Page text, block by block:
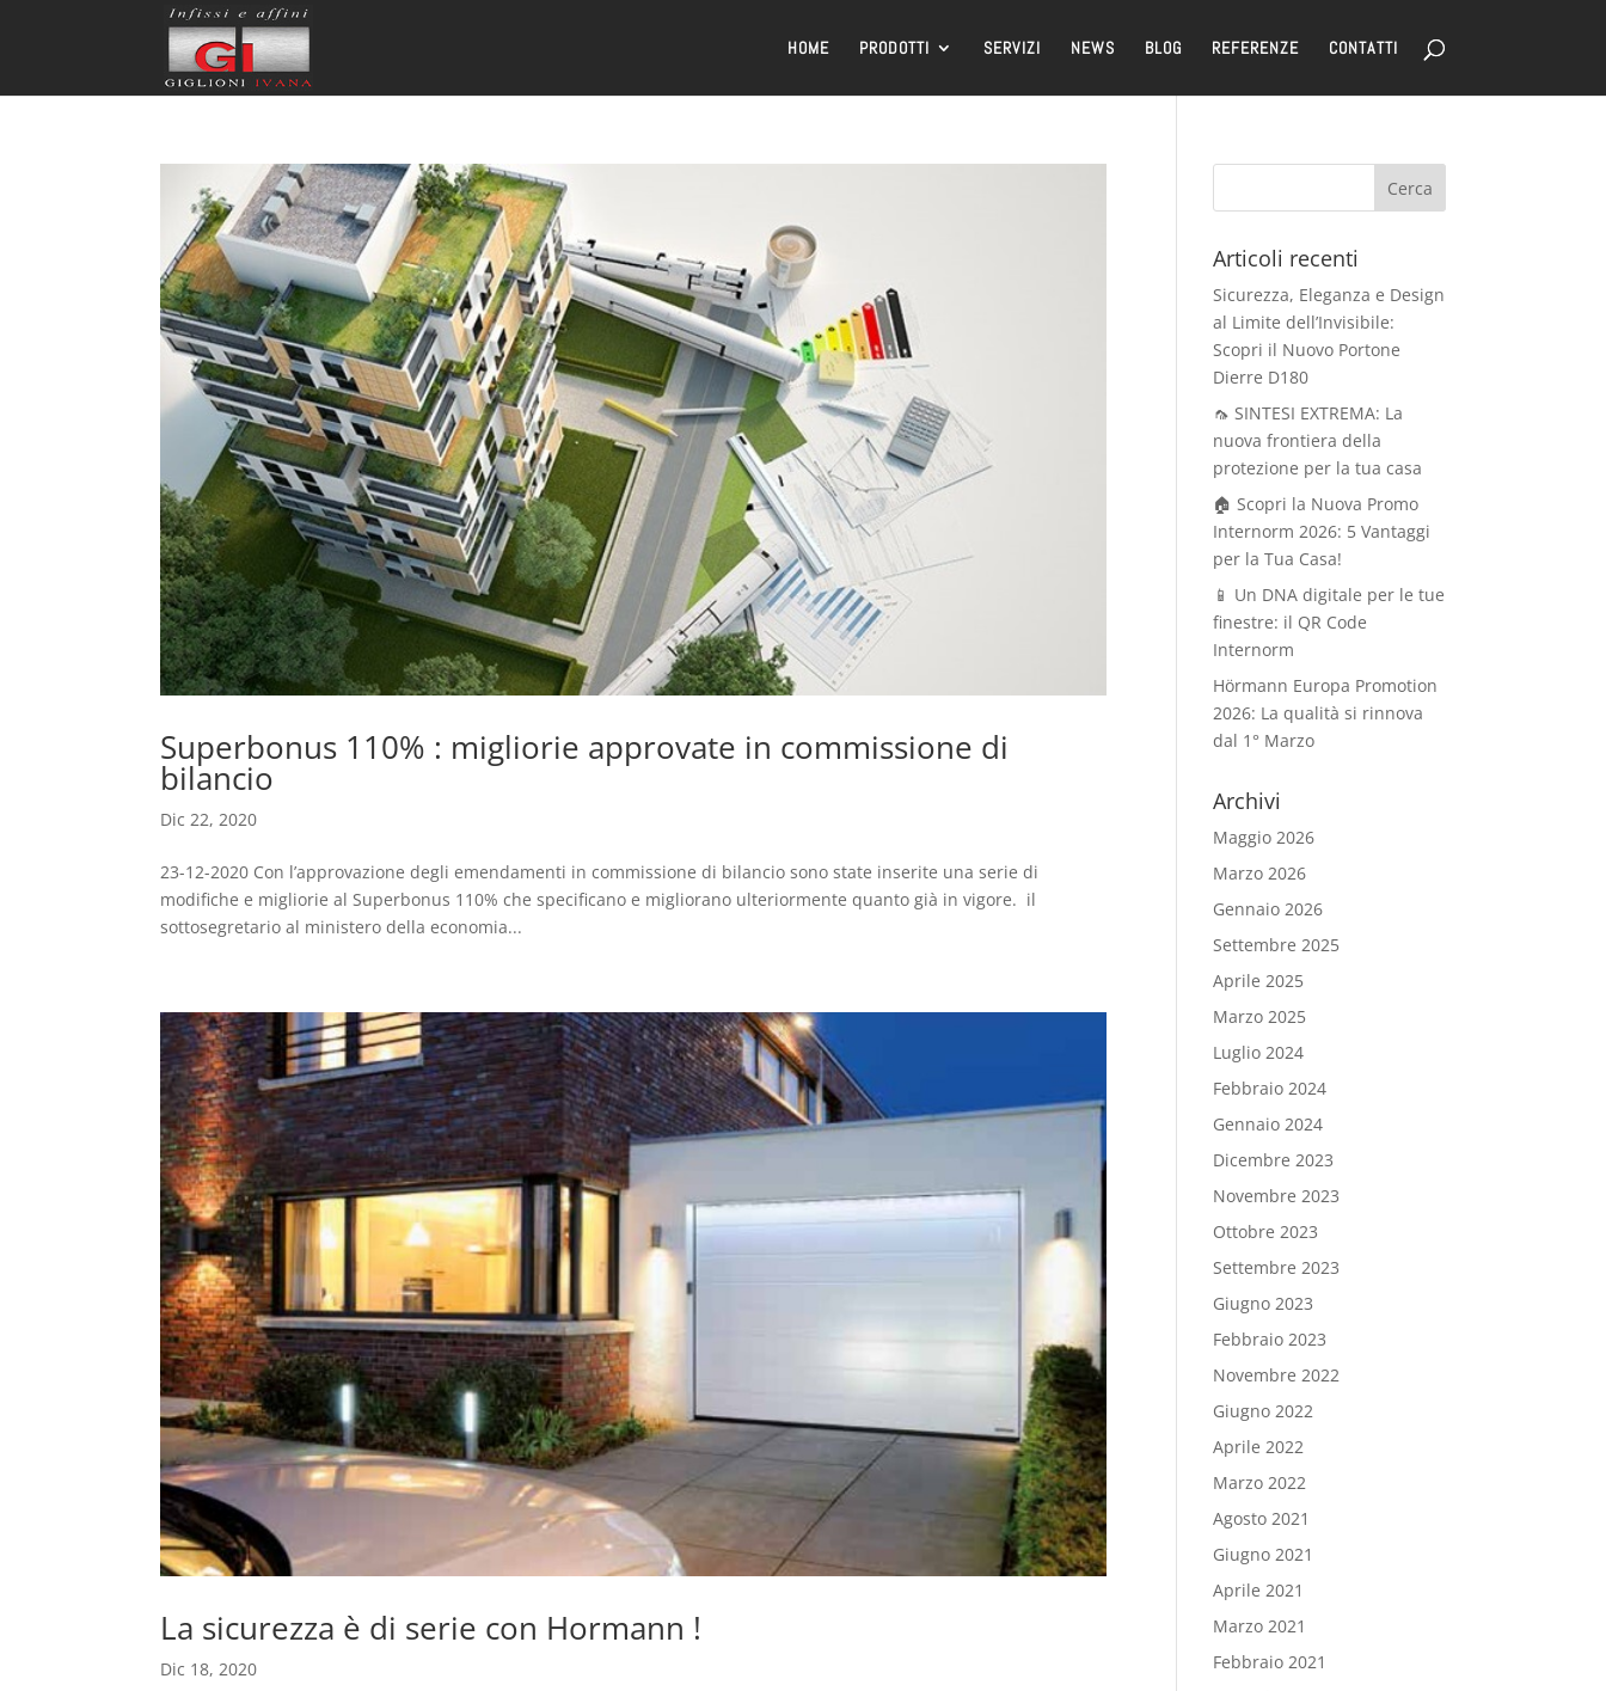
HOME PRODOTTI SERVIZI NEWS BLOG REFERENZE CONTATTI
Superbonus 110% : migliorie approvate in commissione di
bilancio
Dic 22, 2020
23-12-2020 Con l’approvazione degli emendamenti in commissione di bilancio sono state inserite una serie di
modifiche e migliorie al Superbonus 110% che specificano e migliorano ulteriormente quanto già in vigore. il
sottosegretario al ministero della economia...
La sicurezza è di serie con Hormann !
Dic 18, 2020
Articoli recenti
Sicurezza, Eleganza e Design
al Limite dell’Invisibile:
Scopri il Nuovo Portone
Dierre D180
🦟 SINTESI EXTREMA: La
nuova frontiera della
protezione per la tua casa
🏠 Scopri la Nuova Promo
Internorm 2026: 5 Vantaggi
per la Tua Casa!
📱 Un DNA digitale per le tue
finestre: il QR Code
Internorm
Hörmann Europa Promotion
2026: La qualità si rinnova
dal 1° Marzo
Archivi
Maggio 2026
Marzo 2026
Gennaio 2026
Settembre 2025
Aprile 2025
Marzo 2025
Luglio 2024
Febbraio 2024
Gennaio 2024
Dicembre 2023
Novembre 2023
Ottobre 2023
Settembre 2023
Giugno 2023
Febbraio 2023
Novembre 2022
Giugno 2022
Aprile 2022
Marzo 2022
Agosto 2021
Giugno 2021
Aprile 2021
Marzo 2021
Febbraio 2021